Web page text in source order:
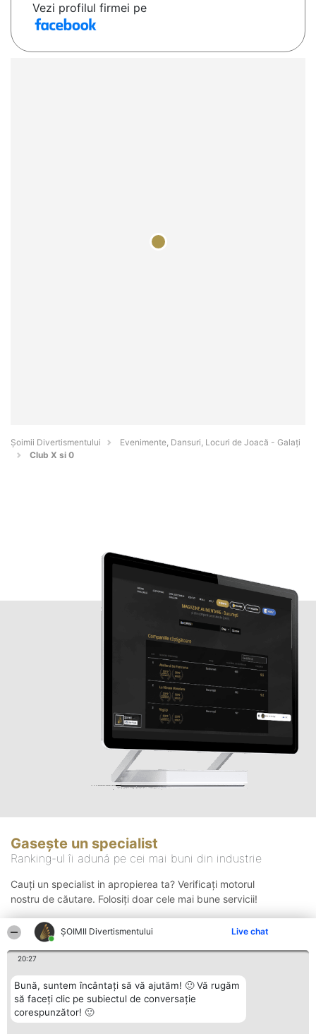
ŞOIMII Divertismentului Live chat
20:27
Bună, suntem încântați să vă ajutăm! 🙂 Vă rugăm
să faceți clic pe subiectul de conversație
corespunzător! 🙂
Vezi profilul firmei pe
Şoimii Divertismentului
Evenimente, Dansuri, Locuri de Joacă - Galaţi
Club X si 0
Gasește un specialist
Ranking-ul îi adună pe cei mai buni din industrie
Cauți un specialist in apropierea ta? Verificați motorul
nostru de căutare. Folosiți doar cele mai bune servicii!